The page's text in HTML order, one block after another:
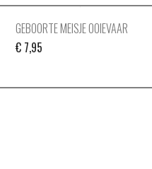
GEBOORTE MEISJE OOIEVAAR
€7,95